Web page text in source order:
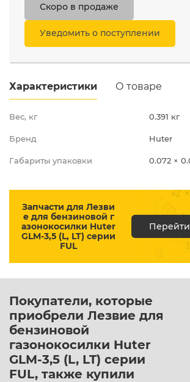
Скоро в продаже
Уведомить о поступлении
Характеристики О товаре
Вес, кг 0.391 кг
Бренд Huter
Габариты упаковки 0.072 ×
Запчасти для Лезви
е для бензиновой г
азонокосилки Huter
GLM-3,5 (L, LT) серии
FUL
Перейти
Покупатели, которые
приобрели Лезвие для
бензиновой
газонокосилки Huter
GLM-3,5 (L, LT) серии
FUL, также купили